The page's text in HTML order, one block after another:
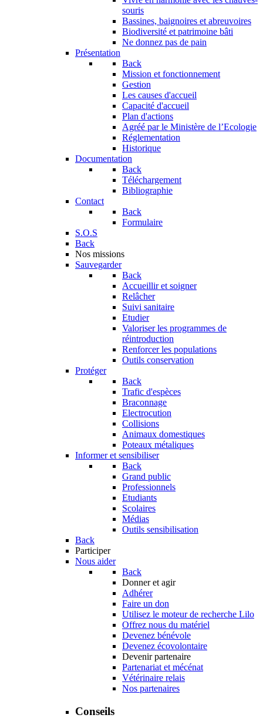
souris
Bassines, baignoires et abreuvoires
Biodiversité et patrimoine bâti
Ne donnez pas de pain
Présentation
Back
Mission et fonctionnement
Gestion
Les causes d'accueil
Capacité d'accueil
Plan d'actions
Agréé par le Ministère de l’Ecologie
Réglementation
Historique
Documentation
Back
Téléchargement
Bibliographie
Contact
Back
Formulaire
S.O.S
Back
Nos missions
Sauvegarder
Back
Accueillir et soigner
Relâcher
Suivi sanitaire
Etudier
Valoriser les programmes de
réintroduction
Renforcer les populations
Outils conservation
Protéger
Back
Trafic d'espèces
Braconnage
Electrocution
Collisions
Animaux domestiques
Poteaux métaliques
Informer et sensibiliser
Back
Grand public
Professionnels
Etudiants
Scolaires
Médias
Outils sensibilisation
Back
Participer
Nous aider
Back
Donner et agir
Adhérer
Faire un don
Utilisez le moteur de recherche Lilo
Offrez nous du matériel
Devenez bénévole
Devenez écovolontaire
Devenir partenaire
Partenariat et mécénat
Vétérinaire relais
Nos partenaires
Conseils